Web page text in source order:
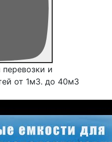
и
от 1м3. до 40м3